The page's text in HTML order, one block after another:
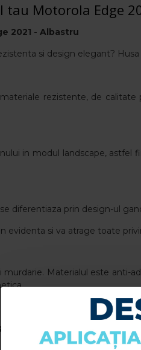
Motorola Edge
2021 - Albastru
si design elegant?
rezistente, de
in modul landscape, astfel
diferentiaza prin design-ul
evidenta si va atrage toate
Materialul este
functia de afisare!